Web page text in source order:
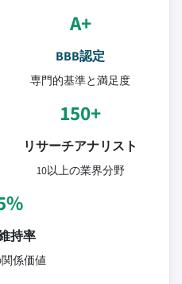
A+
BBB認定
専門的基準と満足度
150+
リサーチアナリスト
10以上の業界分野
持率
係価値